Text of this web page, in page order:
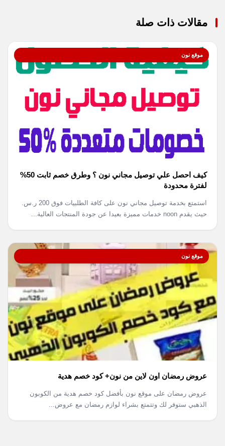
مقالات ذات صلة
موقع نون
كيف احصل علي توصيل مجاني نون ؟ وطرق خصم ثابت 50%
لفترة محدودة
استمتع بخدمة توصيل مجاني نون على كافة الطلبيات فوق 200 ر.س.
حيث يقدم noon خدمات مميزة بعيدا عن جودة المنتجات العالية...
موقع نون
عروض رمضان اون لاين من نون+ كود خصم هدية
عروض رمضان على موقع نون بأفضل كود خصم هدية من الكوبون
الذهبي ستوفر لك وتتمتع بشراء لوازم رمضان مع عروض...